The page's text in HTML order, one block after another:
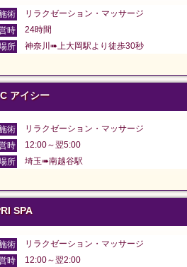
術
リラクゼーション・マッサージ
時
24時間
所
神奈川➠上大岡駅より徒歩30秒
アイシー
術
リラクゼーション・マッサージ
時
12:00～翌5:00
所
埼玉➠南越谷駅
SPA
術
リラクゼーション・マッサージ
時
12:00～翌2:00